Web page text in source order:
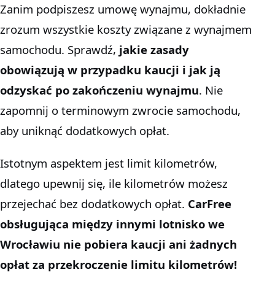
Zanim podpiszesz umowę wynajmu, dokładnie
zrozum wszystkie koszty związane z wynajmem
samochodu. Sprawdź, jakie zasady
obowiązują w przypadku kaucji i jak ją
odzyskać po zakończeniu wynajmu. Nie
zapomnij o terminowym zwrocie samochodu,
aby uniknąć dodatkowych opłat.
Istotnym aspektem jest limit kilometrów,
dlatego upewnij się, ile kilometrów możesz
przejechać bez dodatkowych opłat. CarFree
obsługująca między innymi lotnisko we
Wrocławiu nie pobiera kaucji ani żadnych
opłat za przekroczenie limitu kilometrów!